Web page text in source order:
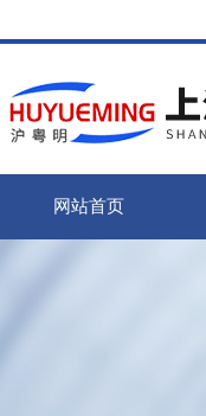
网站首页